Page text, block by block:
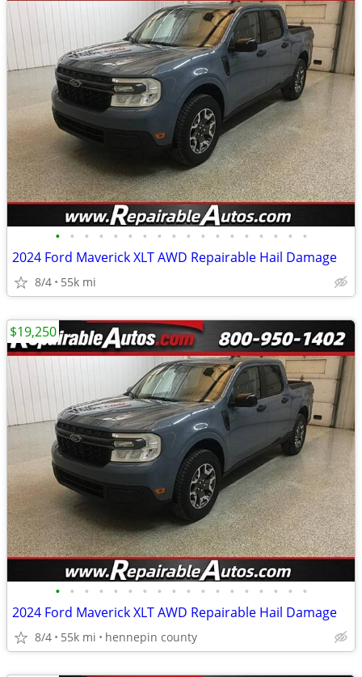
• • • • • • • • • • • • • • • • • •
2024 Ford Maverick XLT AWD Repairable Hail Damage
8/4 55k mi
• • • • • • • • • • • • • • • • • •
2024 Ford Maverick XLT AWD Repairable Hail Damage
8/4 55k mi hennepin county
$19,250